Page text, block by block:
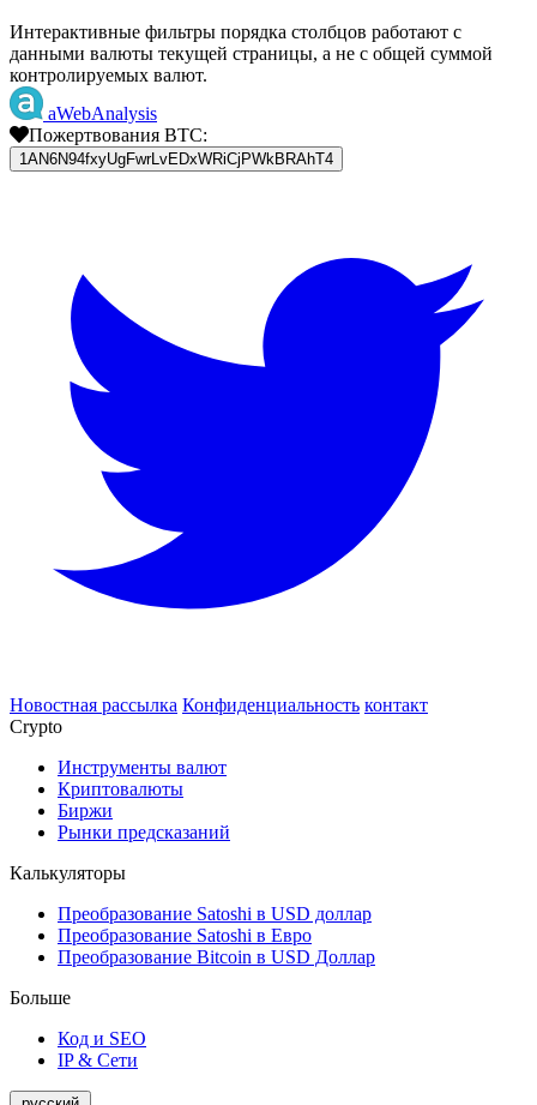
Интерактивные фильтры порядка столбцов работают с
данными валюты текущей страницы, а не с общей суммой
контролируемых валют.
aWebAnalysis
Пожертвования BTC:
1AN6N94fxyUgFwrLvEDxWRiCjPWkBRAhT4
Новостная рассылка Конфиденциальность контакт
Crypto
Инструменты валют
Криптовалюты
Биржи
Рынки предсказаний
Калькуляторы
Преобразование Satoshi в USD доллар
Преобразование Satoshi в Евро
Преобразование Bitcoin в USD Доллар
Больше
Код и SEO
IP & Сети